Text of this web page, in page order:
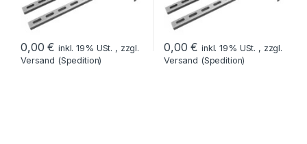
0,00€ inkl. 19% USt. , zzgl.
Versand (Spedition)
0,00€ inkl. 19% USt. , zzgl.
Versand (Spedition)